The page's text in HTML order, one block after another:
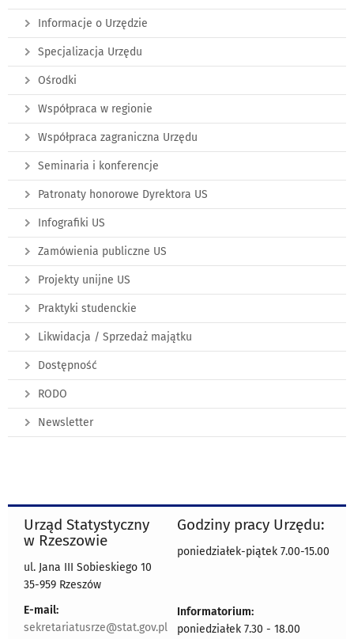
Informacje o Urzędzie
Specjalizacja Urzędu
Ośrodki
Współpraca w regionie
Współpraca zagraniczna Urzędu
Seminaria i konferencje
Patronaty honorowe Dyrektora US
Infografiki US
Zamówienia publiczne US
Projekty unijne US
Praktyki studenckie
Likwidacja / Sprzedaż majątku
Dostępność
RODO
Newsletter
Urząd Statystyczny
w Rzeszowie
ul. Jana III Sobieskiego 10
35-959 Rzeszów
E-mail:
sekretariatusrze@stat.gov.pl
Godziny pracy Urzędu:
poniedziałek-piątek 7.00-15.00
Informatorium:
poniedziałek 7.30 - 18.00